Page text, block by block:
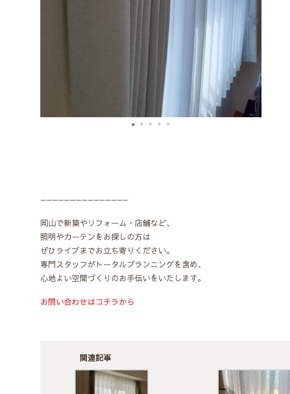
——————————————–
岡山で新築やリフォーム・店舗など、
照明やカーテンをお探しの方は
ぜひライブまでお立ち寄りください。
専門スタッフがトータルプランニングを含め、
心地よい空間づくりのお手伝いをいたします。
お問い合わせはコチラから
関連記事